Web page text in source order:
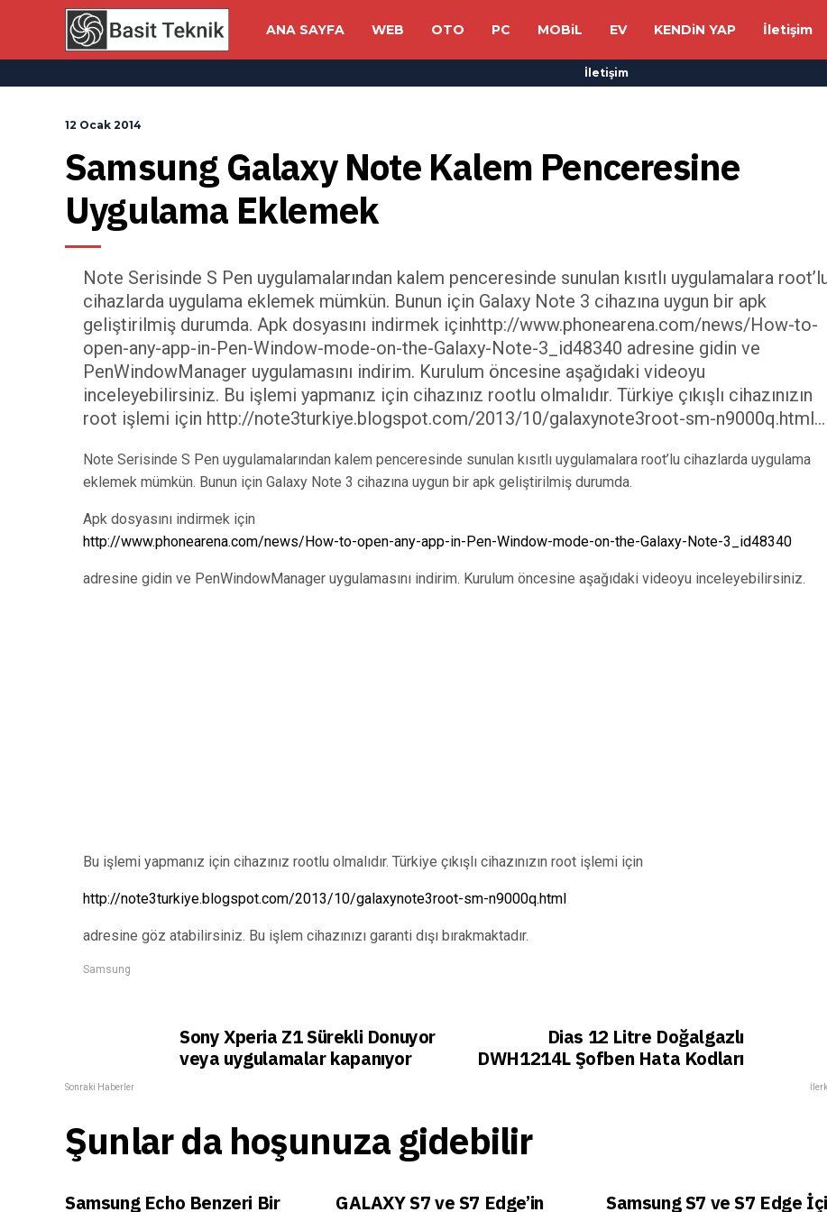
ANA SAYFA WEB OTO PC MOBiL EV KENDiN YAP İletişim
İletişim
12 Ocak 2014
Samsung Galaxy Note Kalem Penceresine
Uygulama Eklemek
Note Serisinde S Pen uygulamalarından kalem penceresinde sunulan kısıtlı uygulamalara
cihazlarda uygulama eklemek mümkün. Bunun için Galaxy Note 3 cihazına uygun bir apk
geliştirilmiş durumda. Apk dosyasını indirmek içinhttp://www.phonearena.com/news/How-to-
open-any-app-in-Pen-Window-mode-on-the-Galaxy-Note-3_id48340 adresine gidin ve
PenWindowManager uygulamasını indirim. Kurulum öncesine aşağıdaki videoyu
inceleyebilirsiniz. Bu işlemi yapmanız için cihazınız rootlu olmalıdır. Türkiye çıkışlı cihazınızın
root işlemi için http://note3turkiye.blogspot.com/2013/10/galaxynote3root-sm-n9000q.html…
Note Serisinde S Pen uygulamalarından kalem penceresinde sunulan kısıtlı uygulamalara root’lu cihazlarda uygulama
eklemek mümkün. Bunun için Galaxy Note 3 cihazına uygun bir apk geliştirilmiş durumda.
Apk dosyasını indirmek için
http://www.phonearena.com/news/How-to-open-any-app-in-Pen-Window-mode-on-the-Galaxy-Note-3_id48340
adresine gidin ve PenWindowManager uygulamasını indirim. Kurulum öncesine aşağıdaki videoyu inceleyebilirsiniz.
Bu işlemi yapmanız için cihazınız rootlu olmalıdır. Türkiye çıkışlı cihazınızın root işlemi için
http://note3turkiye.blogspot.com/2013/10/galaxynote3root-sm-n9000q.html
adresine göz atabilirsiniz. Bu işlem cihazınızı garanti dışı bırakmaktadır.
Samsung
Sony Xperia Z1 Sürekli Donuyor
veya uygulamalar kapanıyor
Sonraki Haberler
Dias 12 Litre Doğalgazlı
DWH1214L Şofben Hata Kodları
Şunlar da hoşunuza gidebilir
Samsung Echo Benzeri Bir GALAXY S7 ve S7 Edge’in Samsung S7 ve S7 Edge